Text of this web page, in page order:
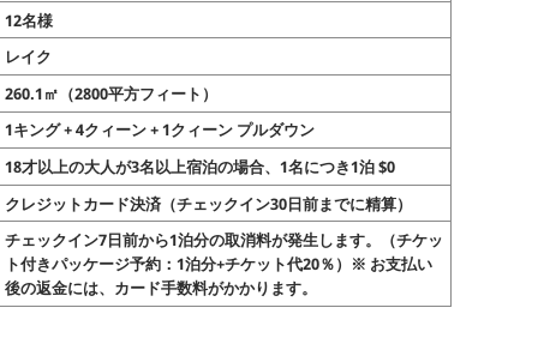
12名様
レイク
260.1㎡（2800平方フィート）
1キング + 4クィーン + 1クィーン プルダウン
18才以上の大人が3名以上宿泊の場合、1名につき1泊 $0
クレジットカード決済（チェックイン30日前までに精算）
チェックイン7日前から1泊分の取消料が発生します。（チケッ
ト付きパッケージ予約：1泊分+チケット代20％）※ お支払い
後の返金には、カード手数料がかかります。